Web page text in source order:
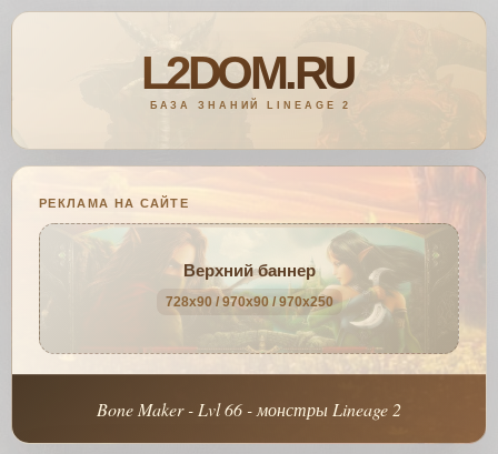
РЕКЛАМА НА САЙТЕ
Верхний баннер
728x90 / 970x90 / 970x250
Bone Maker - Lvl 66 - монстры Lineage 2